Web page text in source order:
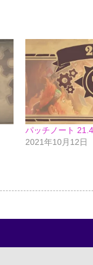
パッチノート 21.4
2021年10月12日